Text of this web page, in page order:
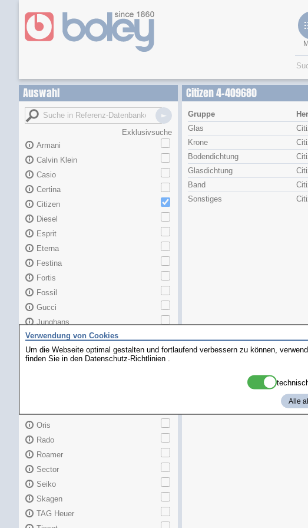
Auswahl
Exklusivsuche
Armani
Calvin Klein
Casio
Certina
Citizen
Diesel
Esprit
Eterna
Festina
Fortis
Fossil
Gucci
Junghans
Longines
Maurice Lacroix
Oris
Rado
Roamer
Sector
Seiko
Skagen
TAG Heuer
Citizen 4-409680
Gruppe
Glas
Krone
Bodendichtung
Glasdichtung
Band
Sonstiges
Verwendung von Cookies
Um die Webseite optimal gestalten und fortlaufend verbessern zu können,
finden Sie in den Datenschutz-Richtlinien
Alle